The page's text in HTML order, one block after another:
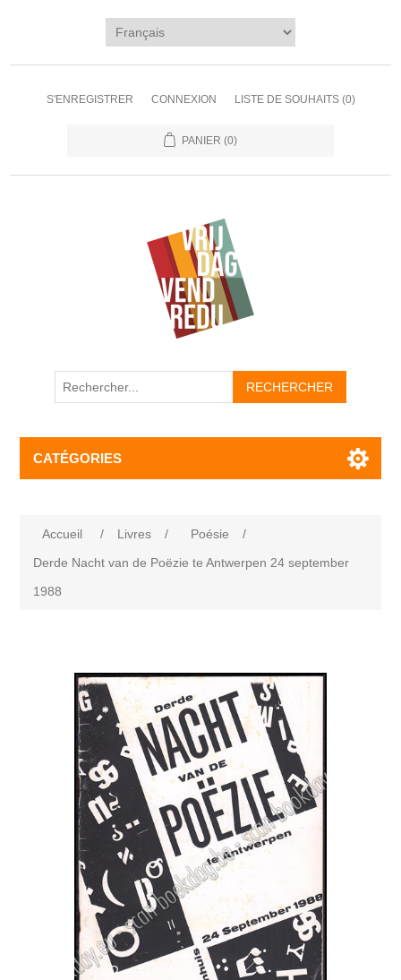
S'ENREGISTRER CONNEXION LISTE DE SOUHAITS (0)
PANIER (0)
CATÉGORIES
Accueil / Livres / Poésie
/
Derde Nacht van de Poëzie te Antwerpen 24 september
1988